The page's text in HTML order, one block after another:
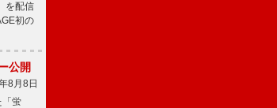
を配信
初の
公開
8月8日
「蛍